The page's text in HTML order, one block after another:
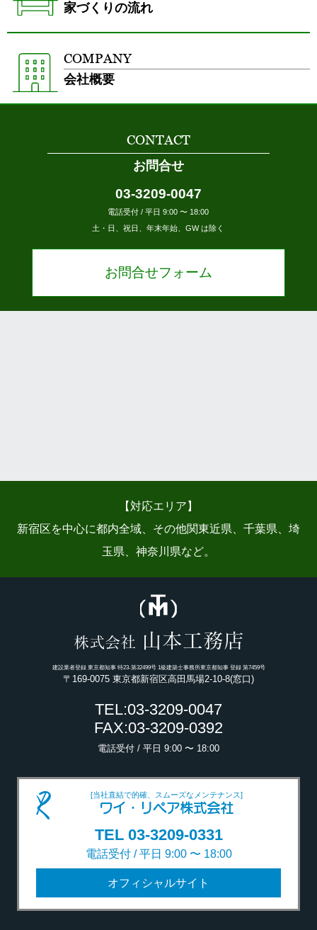
家づくりの流れ
COMPANY
会社概要
CONTACT
お問合せ
03-3209-0047
電話受付 / 平日 9:00 〜 18:00
土・日、祝日、年末年始、GW は除く
お問合せフォーム
【対応エリア】
新宿区を中心に都内全域、その他関東近県、千葉県、埼
玉県、神奈川県など。
株式会社 山本工務店
建設業者登録 東京都知事 特23-第32499号 1級建築士事務所東京都知事 登録 第7459号
〒169-0075 東京都新宿区高田馬場2-10-8(窓口)
TEL:03-3209-0047
FAX:03-3209-0392
電話受付 / 平日 9:00 〜 18:00
[当社直結で的確、スムーズなメンテナンス]
ワイ・リペア株式会社
TEL 03-3209-0331
電話受付 / 平日 9:00 〜 18:00
オフィシャルサイト